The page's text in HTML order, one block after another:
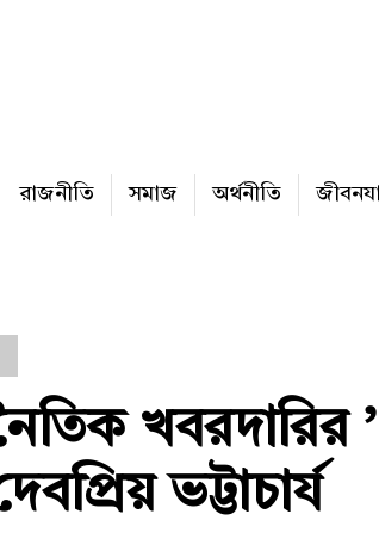
রাজনীতি সমাজ অর্থনীতি
খবরদারির
ভট্টাচার্য